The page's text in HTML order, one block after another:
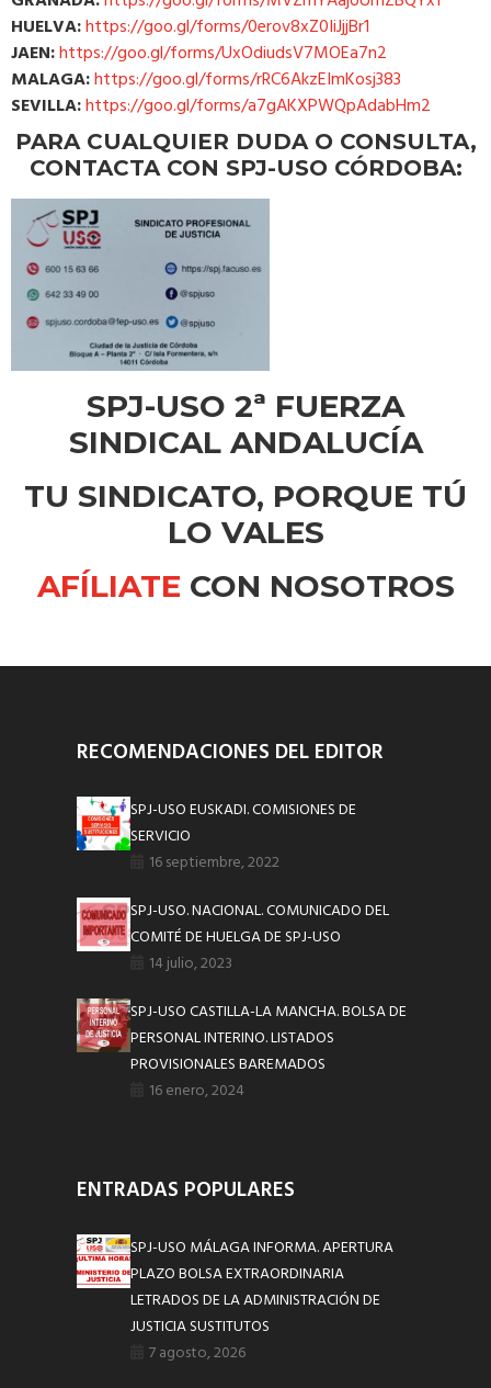
HUELVA:https://goo.gl/forms/0erov8xZ0IiJjjBr1
JAEN:https://goo.gl/forms/UxOdiudsV7MOEa7n2
MALAGA:https://goo.gl/forms/rRC6AkzEImKosj383
SEVILLA:https://goo.gl/forms/a7gAKXPWQpAdabHm2
PARA CUALQUIER DUDA O CONSULTA,
CONTACTA CON SPJ-USO CÓRDOBA:
SPJ-USO 2ª FUERZA
SINDICAL ANDALUCÍA
TU SINDICATO, PORQUE TÚ
LO VALES
AFÍLIATE CON NOSOTROS
RECOMENDACIONES DEL EDITOR
SPJ-USO EUSKADI. COMISIONES DE
SERVICIO
16 septiembre, 2022
SPJ-USO. NACIONAL. COMUNICADO DEL
COMITÉ DE HUELGA DE SPJ-USO
14 julio, 2023
SPJ-USO CASTILLA-LA MANCHA. BOLSA DE
PERSONAL INTERINO. LISTADOS
PROVISIONALES BAREMADOS
16 enero, 2024
ENTRADAS POPULARES
SPJ-USO MÁLAGA INFORMA. APERTURA
PLAZO BOLSA EXTRAORDINARIA
LETRADOS DE LA ADMINISTRACIÓN DE
JUSTICIA SUSTITUTOS
7 agosto, 2026